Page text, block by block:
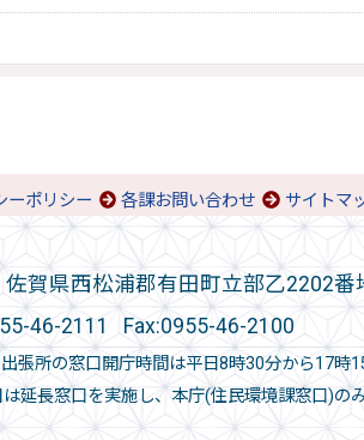
ーポリシー 各課お問い合わせ サイトマ
賀県西松浦郡有田町立部乙2202番
46-2111 Fax:0955-46-2100
張所の窓口開庁時間は平日8時30分から17時
延長窓口を実施し、本庁(住民環境課窓口)の